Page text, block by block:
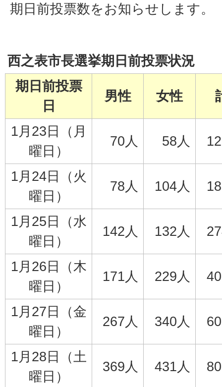
期日前投票数をお知らせします。
西之表市長選挙期日前投票状況
期日前投票
日
男性 女性
1月23日（月
曜日）
70人 58人
1月24日（火
曜日）
78人 104人
1月25日（水
曜日）
142人 132人
1月26日（木
曜日）
171人 229人
1月27日（金
曜日）
267人 340人
1月28日（土
曜日）
369人 431人